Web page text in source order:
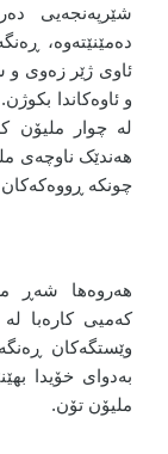
شێرپەنجەیی
دەمێنێتەوە،
ئاوی ژێر زەوی و
و ئاوەکاندا
لە چوار ملیۆن
هەندێک ناوچەی
چونکە
هەروەها شەڕ
کەمیی کارەبا
وێستگەکان
ملیۆن تۆن.